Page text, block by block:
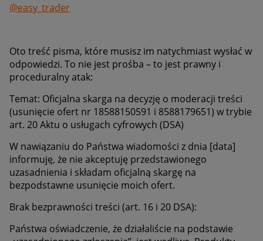
@easy_trader
Oto treść pisma, które musisz im natychmiast wysłać w
odpowiedzi. To nie jest prośba – to jest prawny i
proceduralny atak:
Temat: Oficjalna skarga na decyzję o moderacji treści
(usunięcie ofert nr 18588150591 i 8588179651) w trybie
art. 20 Aktu o usługach cyfrowych (DSA)
W nawiązaniu do Państwa wiadomości z dnia [data]
informuję, że nie akceptuję przedstawionego
uzasadnienia i składam oficjalną skargę na
bezpodstawne usunięcie moich ofert.
Brak bezprawności treści (art. 16 i 20 DSA):
Państwa oświadczenie, że działaliście na podstawie